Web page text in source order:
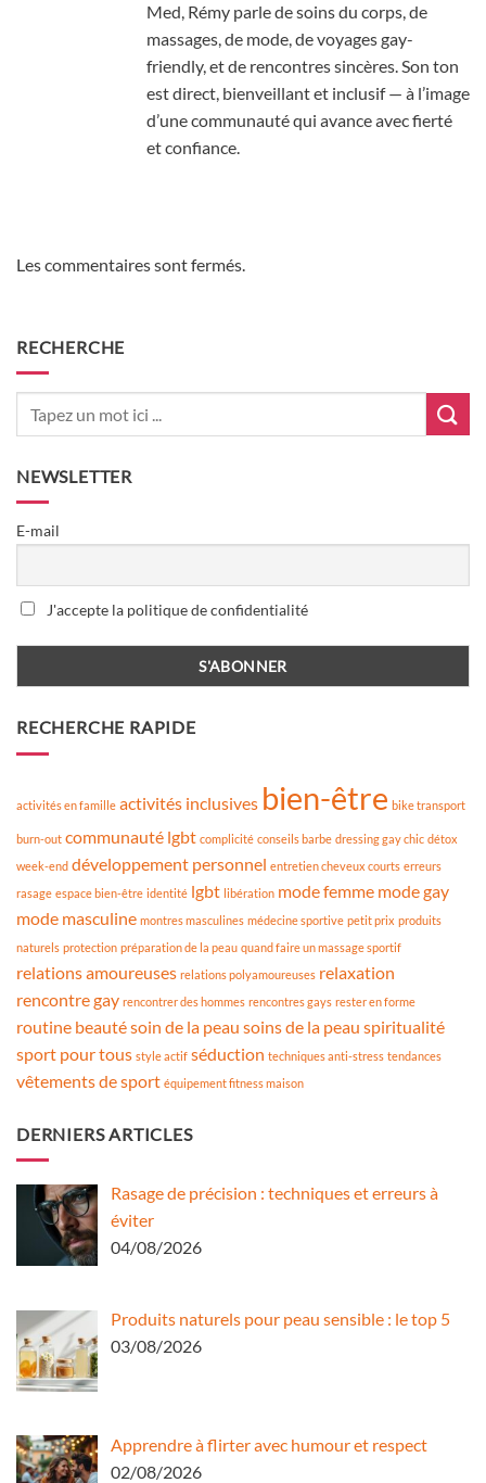
Med, Rémy parle de soins du corps, de
massages, de mode, de voyages gay-
friendly, et de rencontres sincères. Son ton
est direct, bienveillant et inclusif — à l’image
d’une communauté qui avance avec fierté
et confiance.
Les commentaires sont fermés.
RECHERCHE
NEWSLETTER
E-mail
J'accepte la politique de confidentialité
RECHERCHE RAPIDE
activités en famille activités inclusives bien-être bike transport
burn-out communauté lgbt complicité conseils barbe dressing gay chic détox
week-end développement personnel entretien cheveux courts erreurs
rasage espace bien-être identité lgbt libération mode femme mode gay
mode masculine montres masculines médecine sportive petit prix produits
naturels protection préparation de la peau quand faire un massage sportif
relations amoureuses relations polyamoureuses relaxation
rencontre gay rencontrer des hommes rencontres gays rester en forme
routine beautésoin de la peau soins de la peau spiritualité
sport pour tous style actif séduction techniques anti-stress tendances
vêtements de sport équipement fitness maison
DERNIERS ARTICLES
Rasage de précision : techniques et erreurs à
éviter
04/08/2026
Produits naturels pour peau sensible : le top 5
03/08/2026
Apprendre à flirter avec humour et respect
02/08/2026